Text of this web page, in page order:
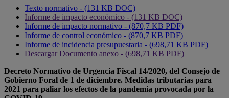
Texto normativo - (131 KB DOC)
Informe de impacto económico - (131 KB DOC)
Informe de impacto normativo - (870,7 KB PDF)
Informe de control económico - (870,7 KB PDF)
Informe de incidencia presupuestaria - (698,71 KB PDF)
Descargar Documento anexo - (698,71 KB PDF)
Decreto Normativo de Urgencia Fiscal 14/2020, del Consejo de
Gobierno Foral de 1 de diciembre. Medidas tributarias para
2021 para paliar los efectos de la pandemia provocada por la